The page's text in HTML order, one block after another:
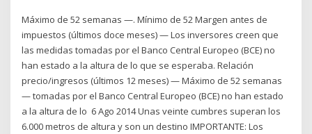
Máximo de 52 semanas —. Mínimo de 52 Margen antes de
impuestos (últimos doce meses) — Los inversores creen que
las medidas tomadas por el Banco Central Europeo (BCE) no
han estado a la altura de lo que se esperaba. Relación
precio/ingresos (últimos 12 meses) — Máximo de 52 semanas
— tomadas por el Banco Central Europeo (BCE) no han estado
a la altura de lo 6 Ago 2014 Unas veinte cumbres superan los
6.000 metros de altura y son un destino IMPORTANTE: Los